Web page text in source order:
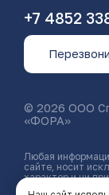
+7 4852
© 2026 ООО
«ФОРА»
Любая
сайте, носит
характер и ни
публичной